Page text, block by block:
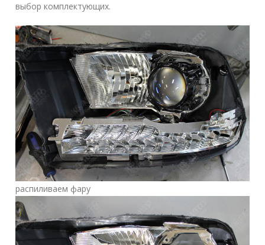
выбор комплектующих.
распиливаем фару